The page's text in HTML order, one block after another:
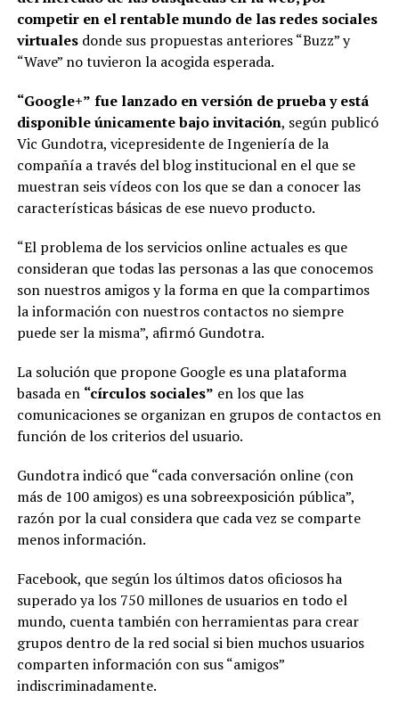
competir en el rentable mundo de las redes sociales
virtualesdonde sus propuestas anteriores “Buzz” y
“Wave” no tuvieron la acogida esperada.
“Google+” fue lanzado en versión de prueba y está
disponible únicamente bajo invitación, según publicó
Vic Gundotra, vicepresidente de Ingeniería de la
compañía a través del blog institucional en el que se
muestran seis vídeos con los que se dan a conocer las
características básicas de ese nuevo producto.
“El problema de los servicios online actuales es que
consideran que todas las personas a las que conocemos
son nuestros amigos y la forma en que la compartimos
la información con nuestros contactos no siempre
puede ser la misma”, afirmó Gundotra.
La solución que propone Google es una plataforma
basada en “círculos sociales” en los que las
comunicaciones se organizan en grupos de contactos en
función de los criterios del usuario.
Gundotra indicó que “cada conversación online (con
más de 100 amigos) es una sobreexposición pública”,
razón por la cual considera que cada vez se comparte
menos información.
Facebook, que según los últimos datos oficiosos ha
superado ya los 750 millones de usuarios en todo el
mundo, cuenta también con herramientas para crear
grupos dentro de la red social si bien muchos usuarios
comparten información con sus “amigos”
indiscriminadamente.